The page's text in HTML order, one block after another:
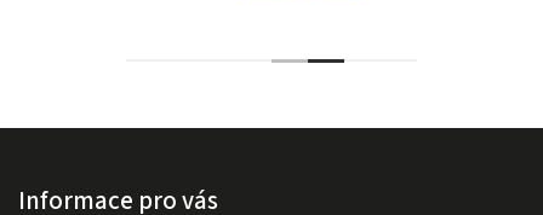
Informace pro vás